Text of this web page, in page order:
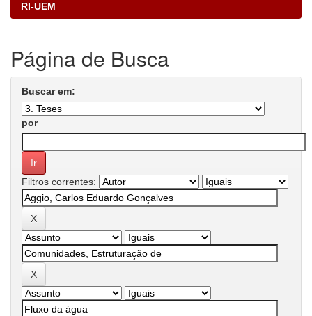
RI-UEM
Página de Busca
Buscar em:
por
Filtros correntes: